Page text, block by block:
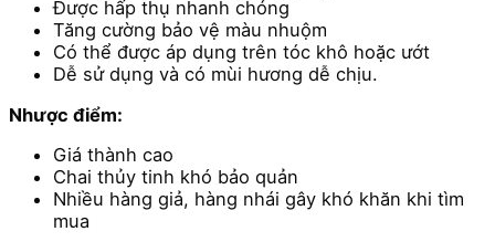
Được hấp thụ nhanh chóng
Tăng cường bảo vệ màu nhuộm
Có thể được áp dụng trên tóc khô hoặc ướt
Dễ sử dụng và có mùi hương dễ chịu.
Nhược điểm:
Giá thành cao
Chai thủy tinh khó bảo quản
Nhiều hàng giả, hàng nhái gây khó khăn khi tìm
mua